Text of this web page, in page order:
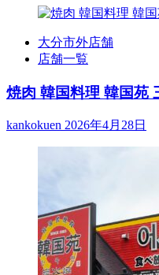
大分市外店舗
店舗一覧
焼肉 韓国料理 韓国苑
kankokuen 2026年4月28日